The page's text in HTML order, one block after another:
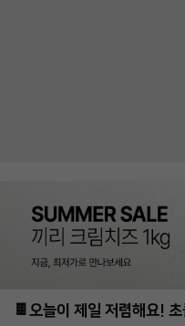
🍫오늘이 제일 저렴해요! 초